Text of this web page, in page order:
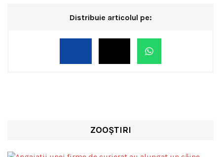
Distribuie articolul pe:
ZOOȘTIRI